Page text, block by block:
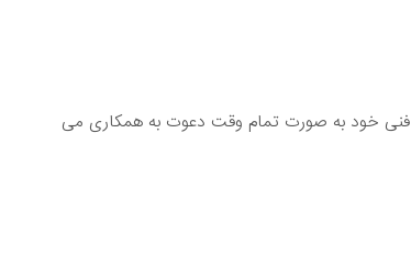
فنی خود به صورت تمام وقت دعوت به همکاری می